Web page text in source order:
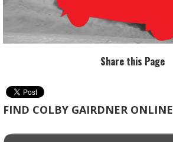
Share this Page
FIND COLBY GAIRDNER ONLINE